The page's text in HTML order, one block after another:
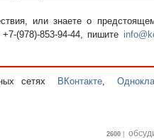
или знаете о
(978)-853-94-44, пишите
сетях ВКонтакте
2600|